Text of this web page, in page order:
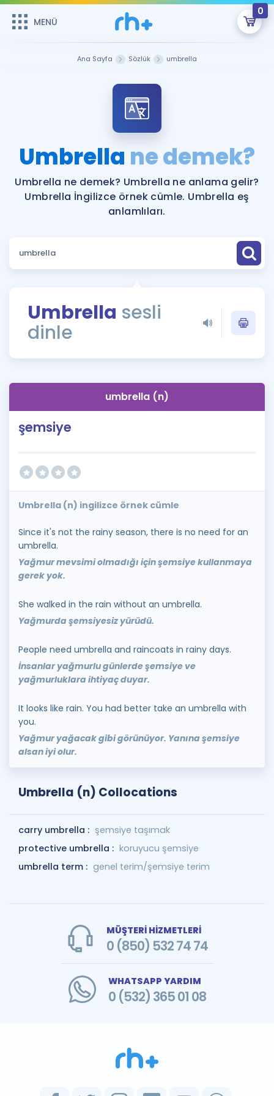
MENÜ
0
ÜYE DEĞİLİM
Sepetin Şu An Boş.
Remzi Hoca ile seni sınava hazırlayacak onlarca eğitim seni
bekliyor!
MENÜ
Faydalı Araçlar
Sözlük
Rehberlik Aracı
ÖSYM Sınav Takvimi
İngilizce Gramer
Hakkımızda
Ana Sayfa Sözlük umbrella
Umbrella ne demek?
Umbrella ne demek? Umbrella ne anlama gelir?
Umbrella İngilizce örnek cümle. Umbrella eş
anlamlıları.
Umbrella sesli
dinle
umbrella (n)
şemsiye
Umbrella (n) ingilizce örnek cümle
Since it's not the rainy season, there is no need for an
umbrella.
Yağmur mevsimi olmadığı için şemsiye kullanmaya
gerek yok.
She walked in the rain without an umbrella.
Yağmurda şemsiyesiz yürüdü.
People need umbrella and raincoats in rainy days.
İnsanlar yağmurlu günlerde şemsiye ve
yağmurluklara ihtiyaç duyar.
It looks like rain. You had better take an umbrella with
you.
Yağmur yağacak gibi görünüyor. Yanına şemsiye
alsan iyi olur.
Umbrella (n) Collocations
carry umbrella : şemsiye taşımak
protective umbrella : koruyucu şemsiye
umbrella term : genel terim/şemsiye terim
MÜŞTERİ HİZMETLERİ
0 (850) 532 74 74
WHATSAPP YARDIM
0 (532) 365 01 08